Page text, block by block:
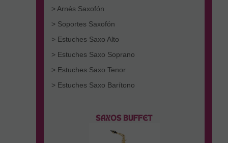
> Arnés Saxofón
> Soportes Saxofón
> Estuches Saxo Alto
> Estuches Saxo Soprano
> Estuches Saxo Tenor
> Estuches Saxo Barítono